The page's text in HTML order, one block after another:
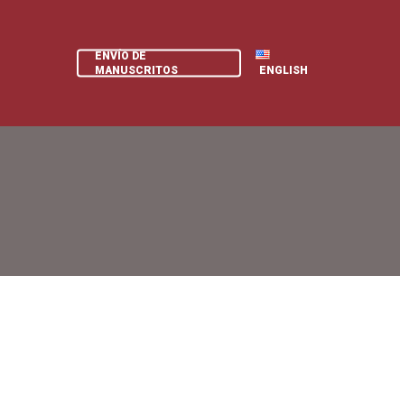
ENVÍO DE
MANUSCRITOS
ENGLISH